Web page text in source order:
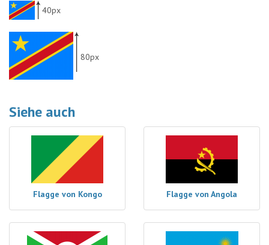
40px
80px
Siehe auch
Flagge von Kongo Flagge von Angola